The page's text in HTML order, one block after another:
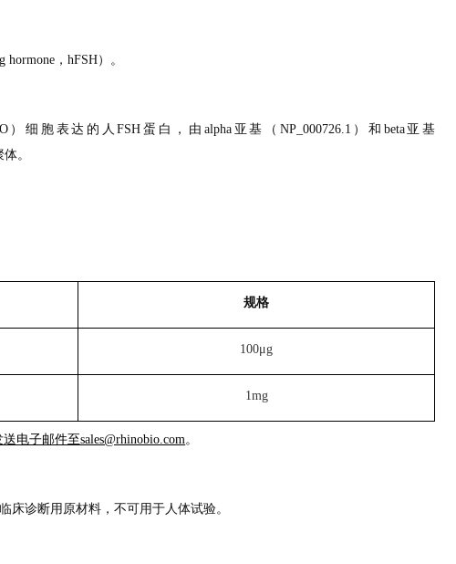
，hFSH）。
细胞表达的人FSH蛋白，由alpha亚基（NP_000726.1）和beta亚基
。
规格
100μg
1mg
送电子邮件至sales@rhinobio.com。
床诊断用原材料，不可用于人体试验。